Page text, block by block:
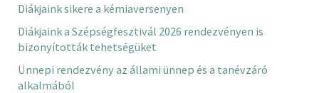
Diákjaink sikere a kémiaversenyen
Diákjaink a Szépségfesztivál 2026 rendezvényen is
bizonyították tehetségüket
Ünnepi rendezvény az állami ünnep és a tanévzáró
alkalmából